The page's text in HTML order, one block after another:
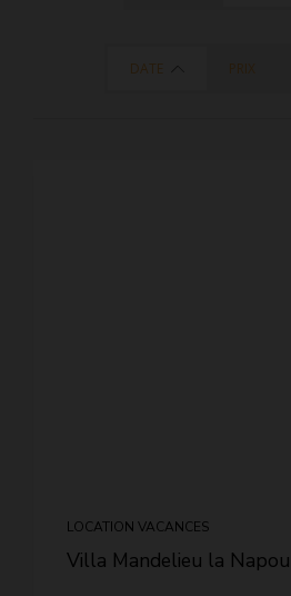
DATE PRIX
LOCATION VACANCES
Villa Mandelieu la